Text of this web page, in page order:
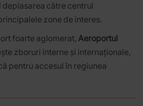
către centrul
zone de interes.
foarte aglomerat, Aeroportul
zboruri interne și internaționale,
pentru accesul în regiunea